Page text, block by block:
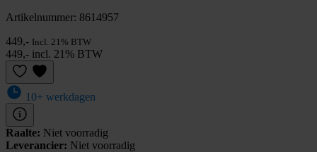
Artikelnummer: 8614957
449,- Incl. 21% BTW
449,- incl. 21% BTW
10+ werkdagen
Raalte: Niet voorradig
Leverancier: Niet voorradig